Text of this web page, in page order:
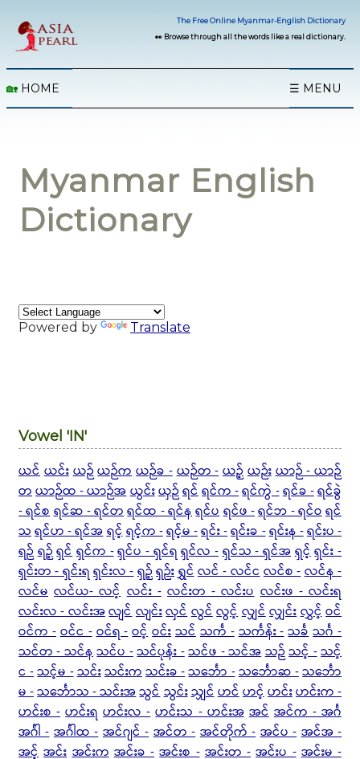
The Free Online Myanmar-English Dictionary
👀 Browse through all the words like a real dictionary.
🏡 HOME ☰ MENU
Myanmar English
Dictionary
Powered by Translate
Vowel 'IN'
ယင်ယင်းယဉ်ယဉ်ကယဉ်ခ -ယဉ်တ -ယဉ့်ယဉ်းယာဉ် - ယာဉ်
တယာဉ်ထ - ယာဉ်အယွင်းယှဉ်ရင်ရင်က -ရင်ကွဲ -ရင်ခ -ရင်ခွဲ
- ရင်စရင်ဆ - ရင်တရင်ထ - ရင်နရင်ပရင်ဖ -ရင်ဘ - ရင်ဝရင်
သရင်ဟ - ရင်အရင့်ရင့်က -ရင့်မ -ရင်း -ရင်းခ -ရင်းန -ရင်းပ -
ရဉ်ရဉ့်ရှင်ရှင်က -ရှင်ပ - ရှင်ရ ရှင်လ -ရှင်သ - ရှင်အရှင့်ရှင်း -
ရှင်းတ - ရှင်းရ ရှင်းလ -ရှဉ့်ရှဉ်းရွှင်လင် - လင်ငလင်စ -လင်န -
လင်မ လင်ယ-လင့် လင်း - လင်းတ - လင်းပ လင်းဖ - လင်းရ
လင်းလ - လင်းအလျင်လျင်းလှင်လွင်လွင့်လျှင်လျှင်းလွှင့်ဝင်
ဝင်က -ဝင်င -ဝင်ရ -ဝင့်ဝင်းသင်သင်္က -သင်္ကန်း -သင်္ခသင်္ဂ -
သင်တ - သင်နသင်ပ -သင်ပုန်း -သင်ဖ - သင်အသဉ်သင့် -သင့်
င -သင့်မ -သင်းသင်းကသင်းခ -သင်္ဘော -သင်္ဘောဆ -သင်္ဘော
မ -သင်္ဘောသ - သင်းအသွင်သွင်းသျှင်ဟင်ဟင့်ဟင်းဟင်းက -
ဟင်းစ - ဟင်းရ ဟင်းလ - ဟင်းသ - ဟင်းအ အင် အင်က - အင်္ဂ
အင်္ဂါ - အင်္ဂါထ - အင်ဂျင် - အင်တ - အင်တိုက် - အင်ပ - အင်အ -
အင့် အင်း အင်းက အင်းခ - အင်းစ - အင်းတ - အင်းပ - အင်းမ -